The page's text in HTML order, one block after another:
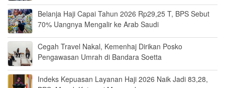
Belanja Haji Capai Tahun 2026 Rp29,25 T, BPS Sebut
70% Uangnya Mengalir ke Arab Saudi
Cegah Travel Nakal, Kemenhaj Dirikan Posko
Pengawasan Umrah di Bandara Soetta
Indeks Kepuasan Layanan Haji 2026 Naik Jadi 83,28,